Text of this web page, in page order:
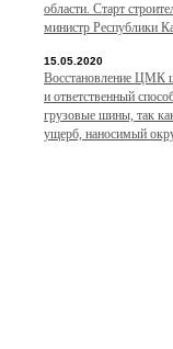
области. Старт
министр Республики
15.05.2020
Восстановление ЦМК
и ответственный
грузовые шины, так
ущерб, наносимый